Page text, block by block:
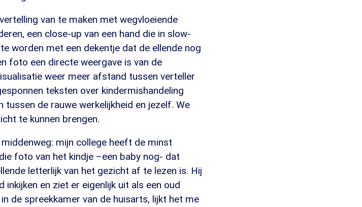
van te maken met wegvloeiende
een close-up van een hand die in slow-
worden met een dekentje dat de ellende nog
foto een directe weergave is van de
weer meer afstand tussen verteller
teksten over kindermishandeling
de rauwe werkelijkheid en jezelf. We
te kunnen brengen.
mijn college heeft de minst
foto van het kindje –een baby nog- dat
letterlijk van het gezicht af te lezen is. Hij
en ziet er eigenlijk uit als een oud
de spreekkamer van de huisarts, lijkt het me